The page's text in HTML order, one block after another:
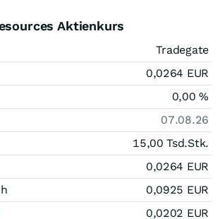
Aktienkurs
Tradegate
0,0264 EUR
0,00%
07.08.26
15,00 Tsd.Stk.
0,0264 EUR
0,0925 EUR
0,0202 EUR